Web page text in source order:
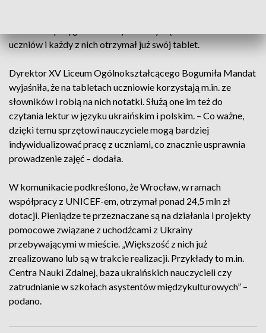
uczniów i każdy z nich otrzymał już swój tablet.
Dyrektor XV Liceum Ogólnokształcącego Bogumiła Mandat
wyjaśniła, że na tabletach uczniowie korzystają m.in. ze
słowników i robią na nich notatki. Służą one im też do
czytania lektur w języku ukraińskim i polskim. – Co ważne,
dzięki temu sprzętowi nauczyciele mogą bardziej
indywidualizować pracę z uczniami, co znacznie usprawnia
prowadzenie zajęć – dodała.
W komunikacie podkreślono, że Wrocław, w ramach
współpracy z UNICEF-em, otrzymał ponad 24,5 mln zł
dotacji. Pieniądze te przeznaczane są na działania i projekty
pomocowe związane z uchodźcami z Ukrainy
przebywającymi w mieście. „Większość z nich już
zrealizowano lub są w trakcie realizacji. Przykłady to m.in.
Centra Nauki Zdalnej, baza ukraińskich nauczycieli czy
zatrudnianie w szkołach asystentów międzykulturowych” –
podano.